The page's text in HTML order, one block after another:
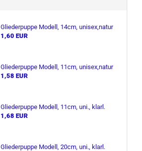
Glie­der­pup­pe Mo­dell, 14cm, unisex,natur
1,60 EUR
Glie­der­pup­pe Mo­dell, 11cm, unisex,natur
1,58 EUR
Glie­der­pup­pe Mo­dell, 11cm, uni., klarl.
1,68 EUR
Glie­der­pup­pe Mo­dell, 20cm, uni., klarl.